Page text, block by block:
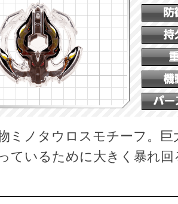
ミノタウロスモチーフ。
ているために大きく暴れ